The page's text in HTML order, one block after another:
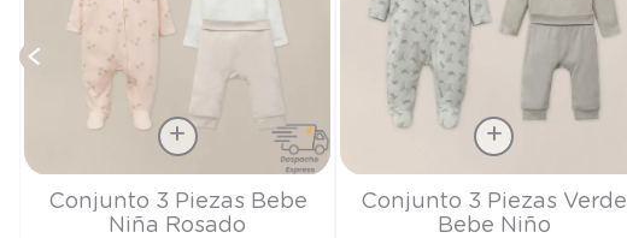
Talla
Conjunto 3 Piezas Bebe
Niña Rosado
Talla
Conjunto 3 Piezas Verde
Bebe Niño